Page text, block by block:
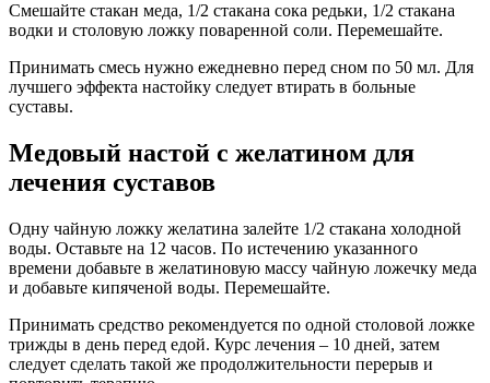
Смешайте стакан меда, 1/2 стакана сока редьки, 1/2 стакана
водки и столовую ложку поваренной соли. Перемешайте.
Принимать смесь нужно ежедневно перед сном по 50 мл. Для
лучшего эффекта настойку следует втирать в больные
суставы.
Медовый настой с желатином для
лечения суставов
Одну чайную ложку желатина залейте 1/2 стакана холодной
воды. Оставьте на 12 часов. По истечению указанного
времени добавьте в желатиновую массу чайную ложечку меда
и добавьте кипяченой воды. Перемешайте.
Принимать средство рекомендуется по одной столовой ложке
трижды в день перед едой. Курс лечения – 10 дней, затем
следует сделать такой же продолжительности перерыв и